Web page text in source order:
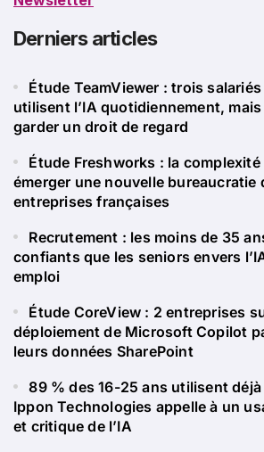
Derniers articles
Étude TeamViewer : trois
utilisent l’IA quotidiennement,
garder un droit de regard
Étude Freshworks : la complexité
émerger une nouvelle bureaucratie
entreprises françaises
Recrutement : les moins de 35
confiants que les seniors envers
emploi
Étude CoreView : 2 entreprises
déploiement de Microsoft Copilot
leurs données SharePoint
89 % des 16-25 ans utilisent déjà
Ippon Technologies appelle à un
et critique de l’IA